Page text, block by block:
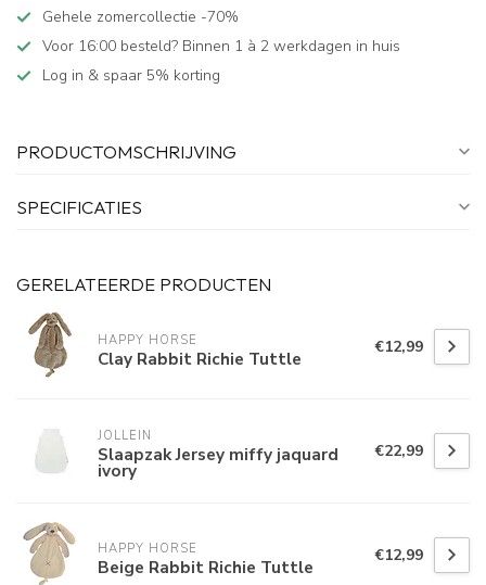
Gehele zomercollectie -70%
Voor 16:00 besteld? Binnen 1 à 2 werkdagen in huis
Log in & spaar 5% korting
PRODUCTOMSCHRIJVING
SPECIFICATIES
GERELATEERDE PRODUCTEN
HAPPY HORSE
Clay Rabbit Richie Tuttle €12,99
JOLLEIN
Slaapzak Jersey miffy jaquard
ivory
€22,99
HAPPY HORSE
Beige Rabbit Richie Tuttle €12,99